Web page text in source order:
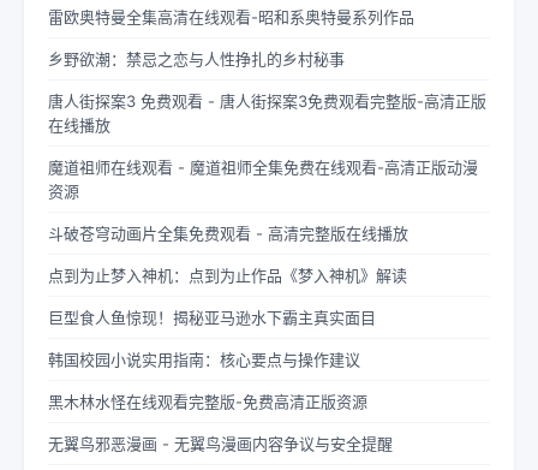
雷欧奥特曼全集高清在线观看-昭和系奥特曼系列作品
乡野欲潮：禁忌之恋与人性挣扎的乡村秘事
唐人街探案3 免费观看 - 唐人街探案3免费观看完整版-高清正版
在线播放
魔道祖师在线观看 - 魔道祖师全集免费在线观看-高清正版动漫
资源
斗破苍穹动画片全集免费观看 - 高清完整版在线播放
点到为止梦入神机：点到为止作品《梦入神机》解读
巨型食人鱼惊现！揭秘亚马逊水下霸主真实面目
韩国校园小说实用指南：核心要点与操作建议
黑木林水怪在线观看完整版-免费高清正版资源
无翼鸟邪恶漫画 - 无翼鸟漫画内容争议与安全提醒